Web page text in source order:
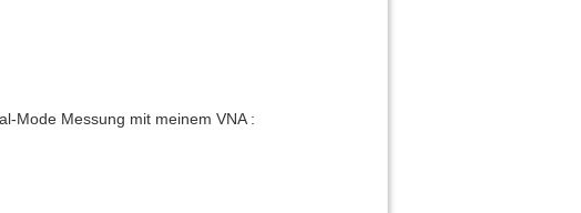
Mode Messung mit meinem VNA :